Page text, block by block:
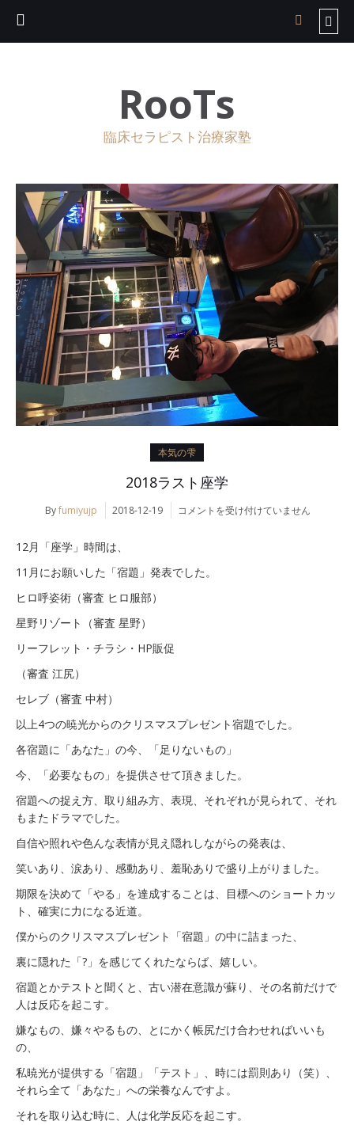
RooTs
臨床セラピスト治療家塾
本気の雫
2018ラスト座学
Byfumiyujp 2018-12-19
2018
座
コメントを受け付けていません
12月「座学」時間は、
11月にお願いした「宿題」発表でした。
ヒロ呼姿術（審査 ヒロ服部）
星野リゾート（審査 星野）
リーフレット・チラシ・HP販促
（審査 江尻）
セレブ（審査 中村）
以上4つの暁光からのクリスマスプレゼント宿題でした。
各宿題に「あなた」の今、「足りないもの」
今、「必要なもの」を提供させて頂きました。
宿題への捉え方、取り組み方、表現、それぞれが見られて、それ
もまたドラマでした。
自信や照れや色んな表情が見え隠れしながらの発表は、
笑いあり、涙あり、感動あり、羞恥ありで盛り上がりました。
期限を決めて「やる」を達成することは、目標へのショートカッ
ト、確実に力になる近道。
僕からのクリスマスプレゼント「宿題」の中に詰まった、
裏に隠れた「?」を感じてくれたならば、嬉しい。
宿題とかテストと聞くと、古い潜在意識が蘇り、その名前だけで
人は反応を起こす。
嫌なもの、嫌々やるもの、とにかく帳尻だけ合わせればいいも
の、
私暁光が提供する「宿題」「テスト」、時には罰則あり（笑）、
それら全て「あなた」への栄養なんですよ。
それを取り込む時に、人は化学反応を起こす。